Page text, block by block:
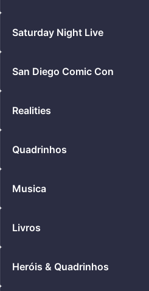
Saturday Night Live
San Diego Comic Con
Realities
Quadrinhos
Musica
Livros
Heróis & Quadrinhos